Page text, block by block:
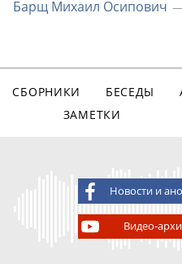
Барщ Михаил Осипович
СБОРНИКИ БЕСЕДЫ
ЗАМЕТКИ
Новости и
Видео-